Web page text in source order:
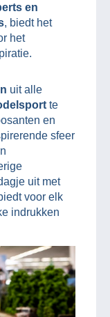
en
, biedt het
het
uit alle
te
en
sfeer
uit met
voor elk
indrukken